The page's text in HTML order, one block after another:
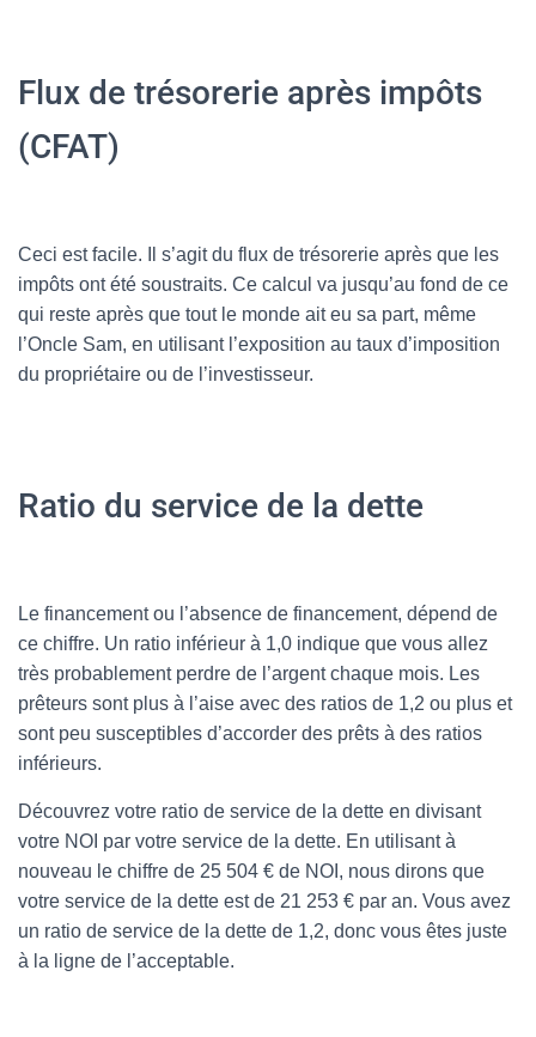
Flux de trésorerie après impôts
(CFAT)
Ceci est facile. Il s’agit du flux de trésorerie après que les
impôts ont été soustraits. Ce calcul va jusqu’au fond de ce
qui reste après que tout le monde ait eu sa part, même
l’Oncle Sam, en utilisant l’exposition au taux d’imposition
du propriétaire ou de l’investisseur.
Ratio du service de la dette
Le financement ou l’absence de financement, dépend de
ce chiffre. Un ratio inférieur à 1,0 indique que vous allez
très probablement perdre de l’argent chaque mois. Les
prêteurs sont plus à l’aise avec des ratios de 1,2 ou plus et
sont peu susceptibles d’accorder des prêts à des ratios
inférieurs.
Découvrez votre ratio de service de la dette en divisant
votre NOI par votre service de la dette. En utilisant à
nouveau le chiffre de 25 504 € de NOI, nous dirons que
votre service de la dette est de 21 253 € par an. Vous avez
un ratio de service de la dette de 1,2, donc vous êtes juste
à la ligne de l’acceptable.